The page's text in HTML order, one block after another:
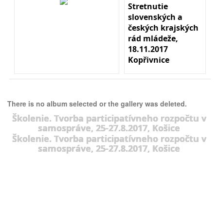
Stretnutie
slovenských a
českých krajských
rád mládeže,
18.11.2017
Kopřivnice
There is no album selected or the gallery was deleted.
Školenie. Tvorba participatívneho rozpočtu v
samospráve, 25-27.8.2017, Košice
Školenie. Tvorba participatívneho rozpočtu v
samospráve, 25-27.8.2017, Košice